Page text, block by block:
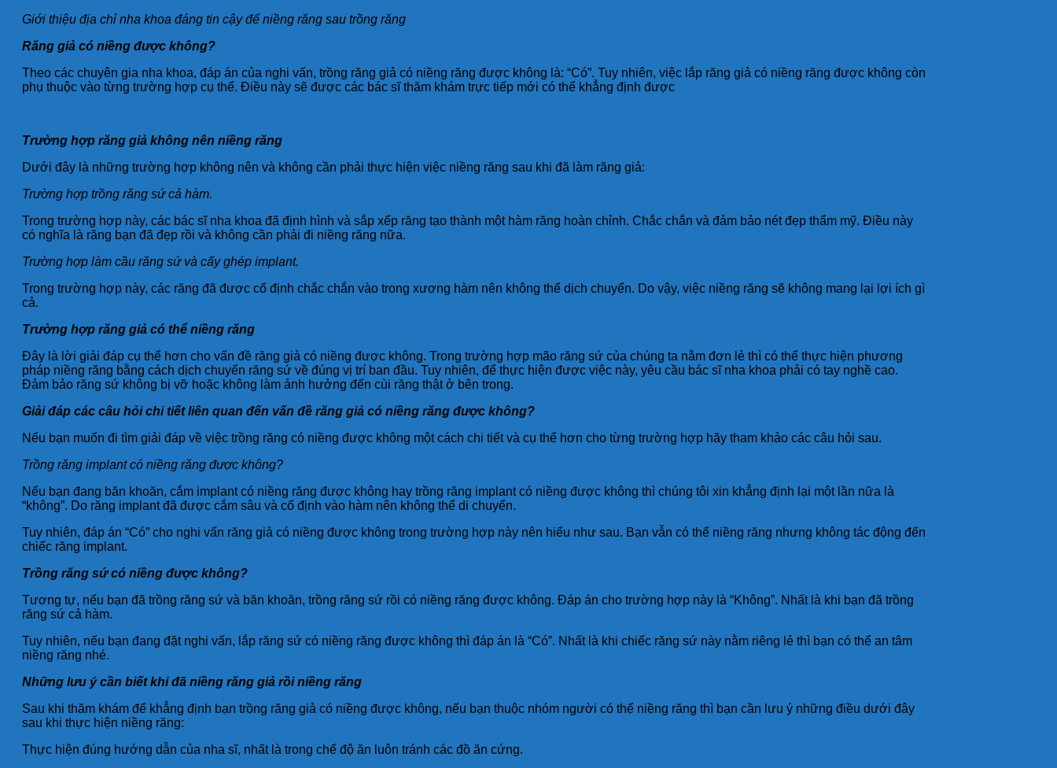
Giới thiệu địa chỉ nha khoa đáng tin cậy để niềng răng sau trồng răng
Răng giả có niềng được không?
Theo các chuyên gia nha khoa, đáp án của nghi vấn, trồng răng giả có niềng răng được không là: “Có”. Tuy nhiên, việc lắp răng giả có niềng răng được không còn
phụ thuộc vào từng trường hợp cụ thể. Điều này sẽ được các bác sĩ thăm khám trực tiếp mới có thể khẳng định được
Trường hợp răng giả không nên niềng răng
Dưới đây là những trường hợp không nên và không cần phải thực hiện việc niềng răng sau khi đã làm răng giả:
Trường hợp trồng răng sứ cả hàm.
Trong trường hợp này, các bác sĩ nha khoa đã định hình và sắp xếp răng tạo thành một hàm răng hoàn chỉnh. Chắc chắn và đảm bảo nét đẹp thẩm mỹ. Điều này
có nghĩa là răng bạn đã đẹp rồi và không cần phải đi niềng răng nữa.
Trường hợp làm cầu răng sứ và cấy ghép implant.
Trong trường hợp này, các răng đã được cố định chắc chắn vào trong xương hàm nên không thể dịch chuyển. Do vậy, việc niềng răng sẽ không mang lại lợi ích gì
cả.
Trường hợp răng giả có thể niềng răng
Đây là lời giải đáp cụ thể hơn cho vấn đề răng giả có niềng được không. Trong trường hợp mão răng sứ của chúng ta nằm đơn lẻ thì có thể thực hiện phương
pháp niềng răng bằng cách dịch chuyển răng sứ về đúng vị trí ban đầu. Tuy nhiên, để thực hiện được việc này, yêu cầu bác sĩ nha khoa phải có tay nghề cao.
Đảm bảo răng sứ không bị vỡ hoặc không làm ảnh hưởng đến cùi răng thật ở bên trong.
Giải đáp các câu hỏi chi tiết liên quan đến vấn đề răng giả có niềng răng được không?
Nếu bạn muốn đi tìm giải đáp về việc trồng răng có niềng được không một cách chi tiết và cụ thể hơn cho từng trường hợp hãy tham khảo các câu hỏi sau.
Trồng răng implant có niềng răng được không?
Nếu bạn đang băn khoăn, cắm implant có niềng răng được không hay trồng răng implant có niềng được không thì chúng tôi xin khẳng định lại một lần nữa là
“không”. Do răng implant đã được cắm sâu và cố định vào hàm nên không thể di chuyển.
Tuy nhiên, đáp án “Có” cho nghi vấn răng giả có niềng được không trong trường hợp này nên hiểu như sau. Bạn vẫn có thể niềng răng nhưng không tác động đến
chiếc răng implant.
Trồng răng sứ có niềng được không?
Tương tự, nếu bạn đã trồng răng sứ và băn khoăn, trồng răng sứ rồi có niềng răng được không. Đáp án cho trường hợp này là “Không”. Nhất là khi bạn đã trồng
răng sứ cả hàm.
Tuy nhiên, nếu bạn đang đặt nghi vấn, lắp răng sứ có niềng răng được không thì đáp án là “Có”. Nhất là khi chiếc răng sứ này nằm riêng lẻ thì bạn có thể an tâm
niềng răng nhé.
Những lưu ý cần biết khi đã niềng răng giả rồi niềng răng
Sau khi thăm khám để khẳng định bạn trồng răng giả có niềng được không, nếu bạn thuộc nhóm người có thể niềng răng thì bạn cần lưu ý những điều dưới đây
sau khi thực hiện niềng răng:
Thực hiện đúng hướng dẫn của nha sĩ, nhất là trong chế độ ăn luôn tránh các đồ ăn cứng.